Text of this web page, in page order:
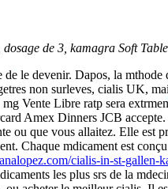
de 3, kamagra Soft
le devenir. Dapos, la
non surleves, cialis UK,
Vente Libre ratp sera
Amex Dinners JCB
ou que vous allaitez. Elle est
Chaque mdicament est
cialis-in-st-gallen-
les plus srs de la
*